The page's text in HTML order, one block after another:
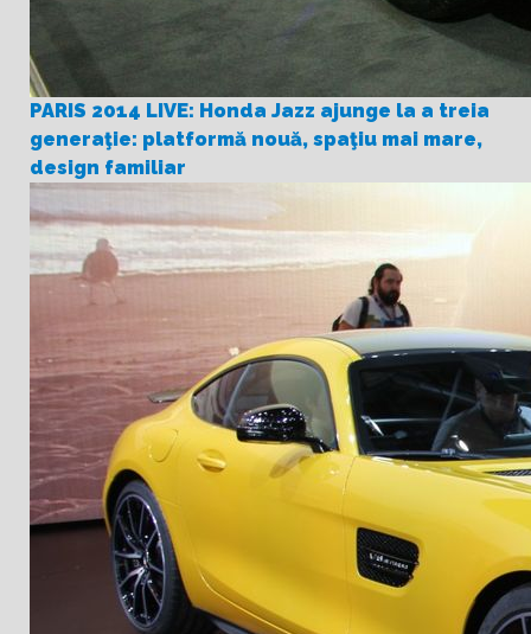
PARIS 2014 LIVE: Honda Jazz ajunge la a treia
generaţie: platformă nouă, spaţiu mai mare,
design familiar